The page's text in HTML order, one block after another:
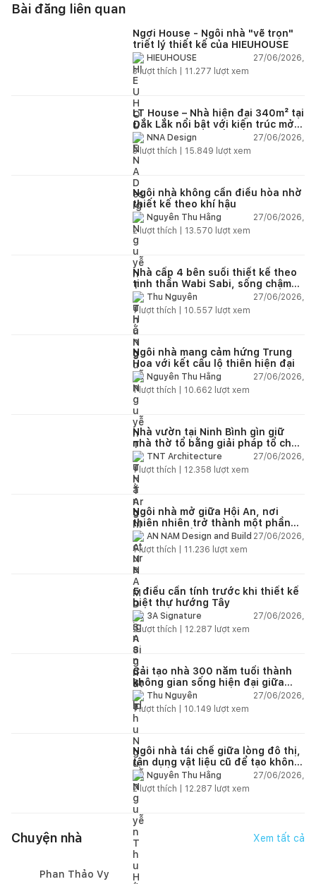
Bài đăng liên quan
Ngơi House - Ngôi nhà "vẽ trọn"
triết lý thiết kế của HIEUHOUSE
HIEUHOUSE
27/06/2026,
3lượt thích | 11.277 lượt xem
LT House – Nhà hiện đại 340m² tại
Đắk Lắk nổi bật với kiến trúc mở
và hệ sân vườn kết nối thiên
nhiên
NNA Design
27/06/2026,
3lượt thích | 15.849 lượt xem
Ngôi nhà không cần điều hòa nhờ
thiết kế theo khí hậu
Nguyễn Thu Hằng
27/06/2026,
2lượt thích | 13.570 lượt xem
Nhà cấp 4 bên suối thiết kế theo
tinh thần Wabi Sabi, sống chậm
giữa thiên nhiên
Thu Nguyễn
27/06/2026,
1lượt thích | 10.557 lượt xem
Ngôi nhà mang cảm hứng Trung
Hoa với kết cấu lộ thiên hiện đại
Nguyễn Thu Hằng
27/06/2026,
1lượt thích | 10.662 lượt xem
Nhà vườn tại Ninh Bình gìn giữ
nhà thờ tổ bằng giải pháp tổ chức
lại không gian
TNT Architecture
27/06/2026,
1lượt thích | 12.358 lượt xem
Ngôi nhà mở giữa Hội An, nơi
thiên nhiên trở thành một phần
của cuộc sống
AN NAM Design and Build 27/06/2026,
1lượt thích | 11.236 lượt xem
5 điều cần tính trước khi thiết kế
biệt thự hướng Tây
3A Signature
27/06/2026,
2lượt thích | 12.287 lượt xem
Cải tạo nhà 300 năm tuổi thành
không gian sống hiện đại giữa
thiên nhiên
Thu Nguyễn
27/06/2026,
1lượt thích | 10.149 lượt xem
Ngôi nhà tái chế giữa lòng đô thị,
tận dụng vật liệu cũ để tạo không
gian sống linh hoạt
Nguyễn Thu Hằng
27/06/2026,
2lượt thích | 12.287 lượt xem
Chuyện nhà Xem tất cả
Phan Thảo Vy